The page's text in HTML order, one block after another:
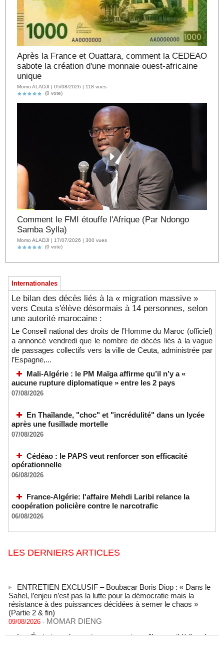
Après la France et Ouattara, comment la CEDEAO
sabote la création d'une monnaie ouest-africaine
unique
Momo ALADJI | 05/08/2026 | 118 vues
(0 vote)
Comment le FMI étouffe l'Afrique (Par Ndongo
Samba Sylla)
Momo ALADJI | 17/07/2026 | 300 vues
(0 vote)
Internationales
Le bilan des décès liés à la « migration massive »
vers Ceuta s'élève désormais à 14 personnes, selon
une autorité marocaine :
Le Conseil national des droits de l’Homme du Maroc (officiel)
a annoncé vendredi que le nombre de décès liés à la vague
de passages collectifs vers la ville de Ceuta, administrée par
l’Espagne,...
Mali-Algérie : le PM Maïga affirme qu’il n’y a «
aucune rupture diplomatique » entre les 2 pays
07/08/2026
En Thaïlande, "choc" et "incrédulité" dans un lycée
après une fusillade mortelle
07/08/2026
Cédéao : le PAPS veut renforcer son efficacité
opérationnelle
06/08/2026
France-Algérie: l'affaire Mehdi Laribi relance la
coopération policière contre le narcotrafic
06/08/2026
LES DERNIERS ARTICLES
Sahel, l’enjeu n’est pas la lutte pour la démocratie mais la
résistance à des puissances décidées à semer le chaos »
(Partie 2 & fin)
09/08/2026 -MOMAR DIENG
leurs navires avec un missile dans le détroit d'Ormuz